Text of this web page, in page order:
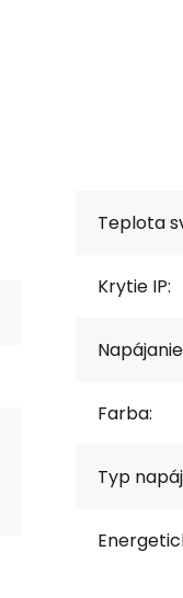
Teplota
Krytie IP:
Farba:
Typ